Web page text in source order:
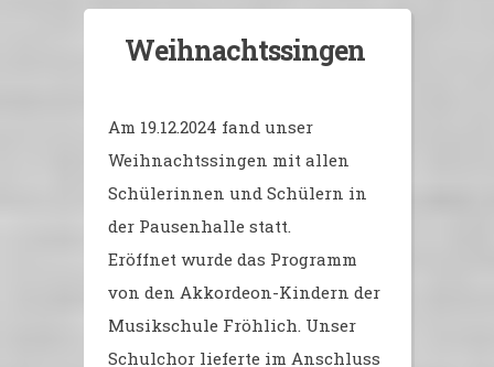
Weihnachtssingen
Am 19.12.2024 fand unser
Weihnachtssingen mit allen
Schülerinnen und Schülern in
der Pausenhalle statt.
Eröffnet wurde das Programm
von den Akkordeon-Kindern der
Musikschule Fröhlich. Unser
Schulchor lieferte im Anschluss